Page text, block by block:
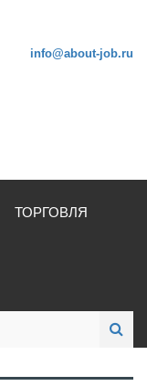
info@about-job.ru
ТОРГОВЛЯ